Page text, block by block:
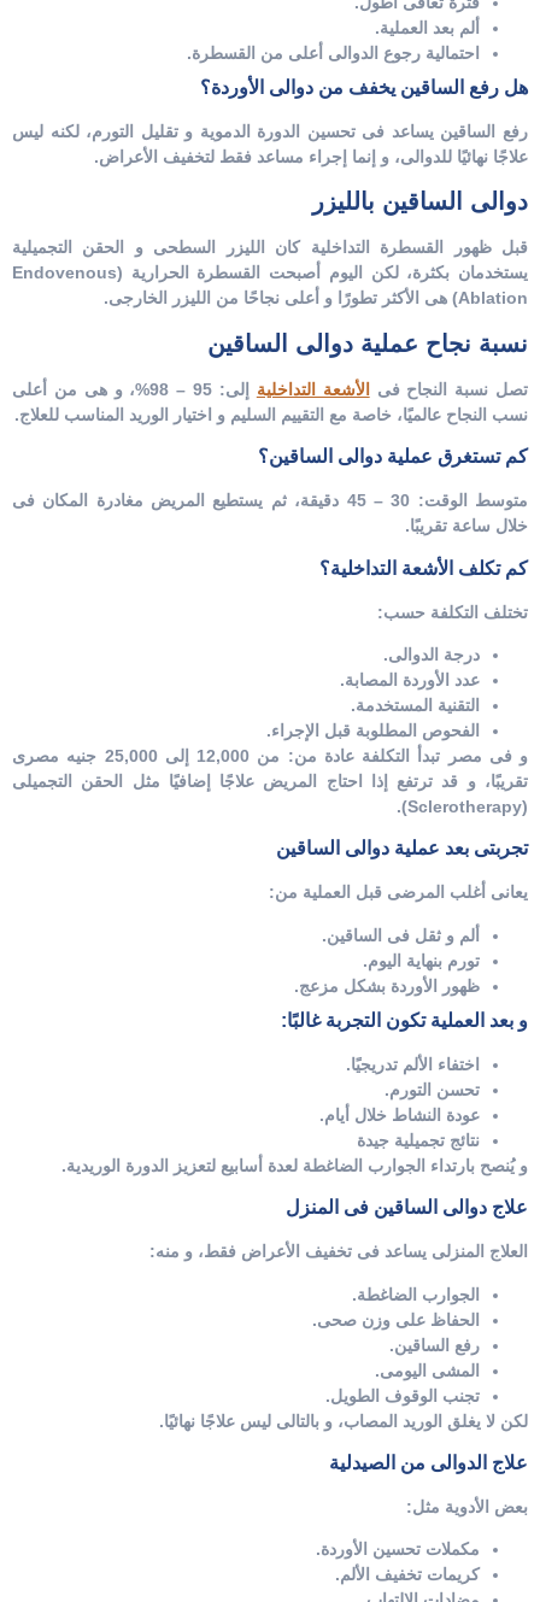
ألم بعد العملية.
احتمالية رجوع الدوالى أعلى من القسطرة.
هل رفع الساقين يخفف من دوالى الأوردة؟
رفع الساقين يساعد فى تحسين الدورة الدموية و تقليل التورم، لكنه ليس
علاجًا نهائيًا للدوالى، و إنما إجراء مساعد فقط لتخفيف الأعراض.
دوالى الساقين بالليزر
قبل ظهور القسطرة التداخلية كان الليزر السطحى و الحقن التجميلية
يستخدمان بكثرة، لكن اليوم أصبحت القسطرة الحرارية (Endovenous
Ablation) هى الأكثر تطورًا و أعلى نجاحًا من الليزر الخارجى.
نسبة نجاح عملية دوالى الساقين
تصل نسبة النجاح فى الأشعة التداخلية إلى: 95 – 98%،
و هى من أعلى
نسب النجاح عالميًا، خاصة مع التقييم السليم و اختيار الوريد المناسب للعلاج.
كم تستغرق عملية دوالى الساقين؟
متوسط الوقت: 30 – 45 دقيقة،
ثم يستطيع المريض مغادرة المكان فى
خلال ساعة تقريبًا.
كم تكلف الأشعة التداخلية؟
تختلف التكلفة حسب:
درجة الدوالى.
عدد الأوردة المصابة.
التقنية المستخدمة.
الفحوص المطلوبة قبل الإجراء.
و فى مصر تبدأ التكلفة عادة من:
من 12,000 إلى 25,000 جنيه مصرى
تقريبًا، و قد ترتفع إذا احتاج المريض علاجًا إضافيًا مثل الحقن التجميلى
(Sclerotherapy).
تجربتى بعد عملية دوالى الساقين
يعانى أغلب المرضى قبل العملية من:
ألم و ثقل فى الساقين.
تورم بنهاية اليوم.
ظهور الأوردة بشكل مزعج.
و بعد العملية تكون التجربة غالبًا:
اختفاء الألم تدريجيًا.
تحسن التورم.
عودة النشاط خلال أيام.
نتائج تجميلية جيدة
و يُنصح بارتداء الجوارب الضاغطة لعدة أسابيع لتعزيز الدورة الوريدية.
علاج دوالى الساقين فى المنزل
العلاج المنزلى يساعد فى تخفيف الأعراض فقط، و منه:
الجوارب الضاغطة.
الحفاظ على وزن صحى.
رفع الساقين.
المشى اليومى.
تجنب الوقوف الطويل.
لكن لا يغلق الوريد المصاب، و بالتالى ليس علاجًا نهائيًا.
علاج الدوالى من الصيدلية
بعض الأدوية مثل:
مكملات تحسين الأوردة.
كريمات تخفيف الألم.